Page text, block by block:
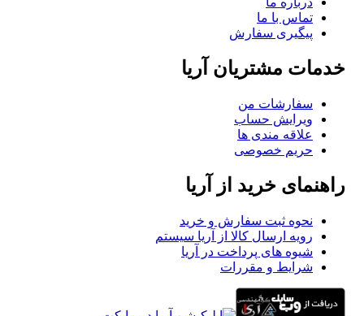
تماس با ما
پیگیری سفارش
خدمات مشتریان آریا
سفارشات من
ویرایش حساب
علاقه مندی ها
حریم خصوصی
راهنمای خرید از آریا
نحوه ثبت سفارش و خرید
رویه ارسال کالا از آریا سیستم
شیوه های پرداخت در آریا
شرایط و مقررات